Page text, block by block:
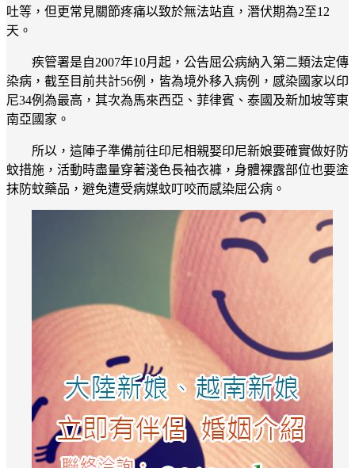
吐等，但更常見關節疼痛以致於無法站直，潛伏期為2至12
天。
疾管署是自2007年10月起，公告屈公病納入第二類法定傳
染病，截至目前共計56例，皆為境外移入病例，感染國家以印
尼34例為最高，其次為馬來西亞、菲律賓、泰國及新加坡等東
南亞國家。
所以，這陣子準備前往印尼相親娶印尼新娘要確實做好防
蚊措施，活動時盡量穿著淺色長袖衣褲，身體裸露部位也要塗
抹防蚊藥品，避免遭受病媒蚊叮咬而感染屈公病。